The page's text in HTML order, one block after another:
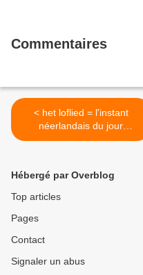
Commentaires
< het loflied = l'instant
néerlandais du jour
(2025_10_29)
Hébergé par Overblog
Top articles
Pages
Contact
Signaler un abus